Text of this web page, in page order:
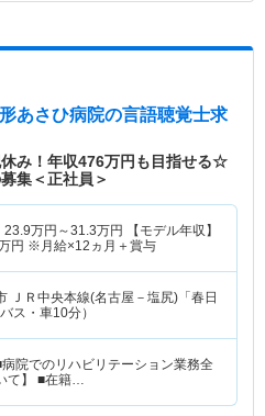
あさひ病院の言語聴覚士求
休み！年収476万円も目指せる☆
集＜正社員＞
23.9万円～31.3万円
【モデル年収】
円 ※月給×12ヵ月＋賞与
ＪＲ中央本線(名古屋－塩尻)「春日
ス・車10分）
病院でのリハビリテーション業務全
いて】 ■在籍…